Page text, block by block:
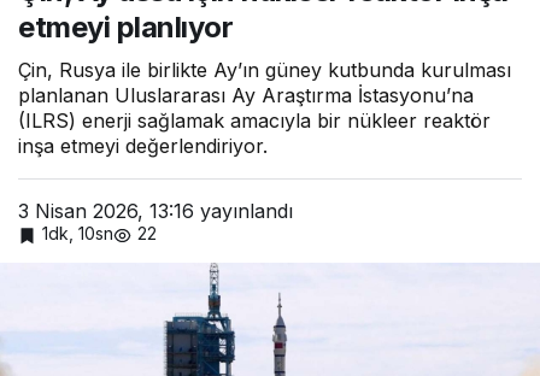
etmeyi planlıyor
Çin, Rusya ile birlikte Ay’ın güney kutbunda kurulması
planlanan Uluslararası Ay Araştırma İstasyonu’na
(ILRS) enerji sağlamak amacıyla bir nükleer reaktör
inşa etmeyi değerlendiriyor.
3 Nisan 2026, 13:16 yayınlandı
1dk, 10sn 22